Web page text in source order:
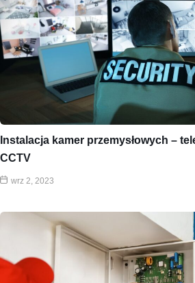
Instalacja kamer przemysłowych –
CCTV
wrz 2, 2023